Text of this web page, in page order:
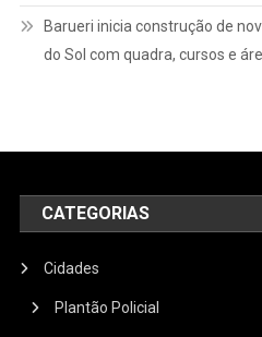
Barueri inicia construção de
do Sol com quadra, cursos e
CATEGORIAS
Cidades
Plantão Policial